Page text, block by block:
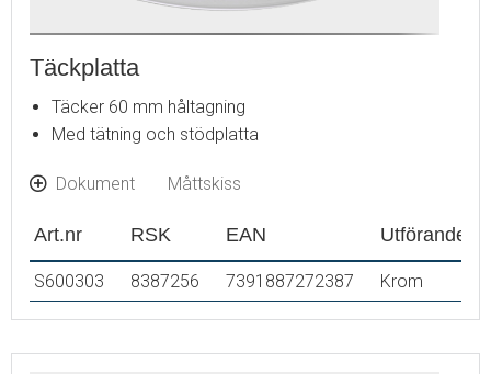
Täckplatta
Täcker 60 mm håltagning
Med tätning och stödplatta
Dokument Måttskiss
Art.nr RSK EAN Utförande
S600303 8387256 7391887272387 Krom